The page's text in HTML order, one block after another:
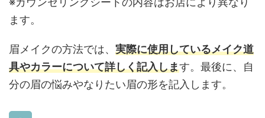
ます。
眉メイクの方法では、 実際に使用しているメイク道
具やカラーについて詳しく記入します。最後に、自
分の眉の悩みやなりたい眉の形を記入します。